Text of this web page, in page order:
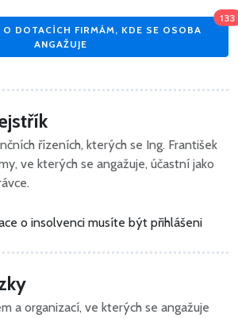
DOTACÍCH FIRMÁM, KDE SE OSOBA
ANGAŽUJE
133
řízeních, kterých se Ing. František
ve kterých se angažuje, účastní jako
o insolvenci musíte být přihlášeni
a organizací, ve kterých se angažuje